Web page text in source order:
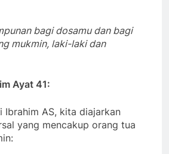
bagi dosamu dan bagi
mukmin, laki-laki dan
Ayat 41:
Ibrahim AS, kita diajarkan
yang mencakup orang tua